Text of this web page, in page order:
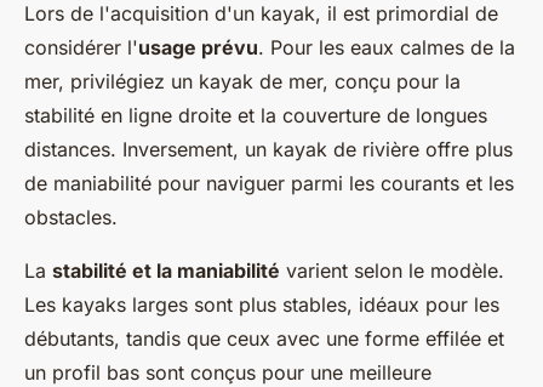
Lors de l'acquisition d'un kayak, il est primordial de
considérer l'usage prévu. Pour les eaux calmes de la
mer, privilégiez un kayak de mer, conçu pour la
stabilité en ligne droite et la couverture de longues
distances. Inversement, un kayak de rivière offre plus
de maniabilité pour naviguer parmi les courants et les
obstacles.
La stabilité et la maniabilité varient selon le modèle.
Les kayaks larges sont plus stables, idéaux pour les
débutants, tandis que ceux avec une forme effilée et
un profil bas sont conçus pour une meilleure